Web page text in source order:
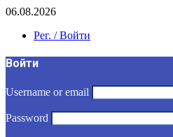
06.08.2026
Рег. / Войти
Войти
Username or email
Password